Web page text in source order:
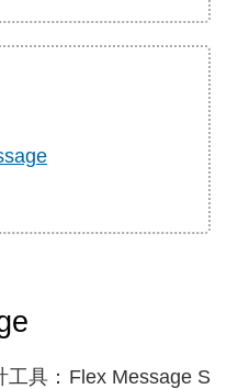
工具：Flex Message S